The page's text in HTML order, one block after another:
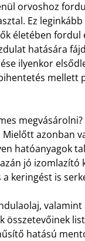
orvoshoz
Ez
életében
hatására
ilyenkor
mellett
azonban
hatóanyagok
jó
keringést is
összetevőinek
hatású